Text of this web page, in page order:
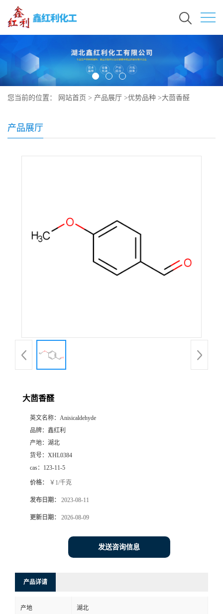
您当前的位置： 网站首页 > 产品展厅 >优势品种 >大茴香醛
产品展厅
大茴香醛
英文名称： Anisicaldehyde
品牌： 鑫红利
产地： 湖北
货号： XHL0384
cas： 123-11-5
价格： ￥1/千克
发布日期： 2023-08-11
更新日期： 2026-08-09
发送咨询信息
产品详请
产地 湖北